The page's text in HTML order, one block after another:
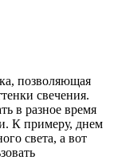
позволяющая
свечения.
в разное время
К примеру, днем
света, а вот